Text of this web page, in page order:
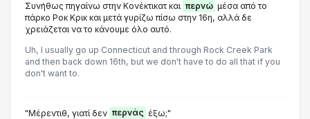
Συνήθως πηγαίνω στην Κονέκτικατ και περνώ μέσα από το
πάρκο Ροκ Κρικ και μετά γυρίζω πίσω στην 16η, αλλά δε
χρειάζεται να το κάνουμε όλο αυτό.
Uh, I usually go up Connecticut and through Rock Creek Park
and then back down 16th, but we don't have to do all that if you
don't want to.
"Μέρεντιθ, γιατί δεν περνάς έξω;"